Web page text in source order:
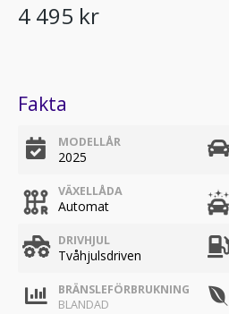
4 495 kr
Fakta
MODELLÅR
2025
VÄXELLÅDA
Automat
DRIVHJUL
Tvåhjulsdriven
BRÄNSLEFÖRBRUKNING
BLANDAD